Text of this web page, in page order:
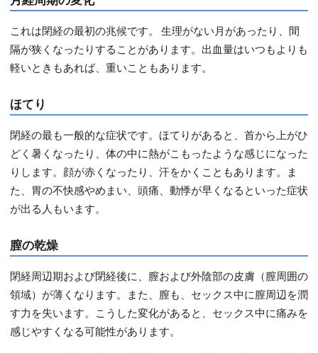
これは閉経の最初の兆候です。 生理がない月があったり、間
隔が狭くなったりすることがあります。出血量はいつもよりも
軽いときもあれば、重いこともあります。
ほてり
閉経の最も一般的な症状です。ほてりがあると、首から上がひ
どく暑くなったり、体の中に熱がこもったような感じになった
りします。顔が赤くなったり、汗をかくこともあります。ま
た、胃の不快感やめまい、頭痛、動悸が早くなるといった症状
が出る人もいます。
膣の乾燥
閉経周辺期および閉経後に、膣および外陰部の皮膚（膣周囲の
領域）が薄くなります。また、膣も、セックス中に膣周辺を潤
す力を失います。こうした変化があると、セックス中に痛みを
感じやすくなる可能性があります。